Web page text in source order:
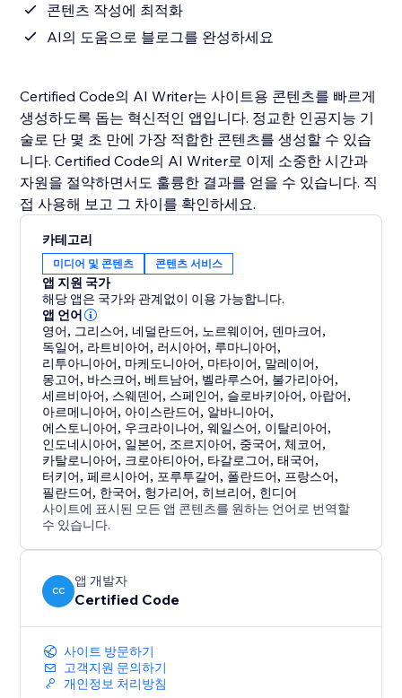
콘텐츠 작성에 최적화
AI의 도움으로 블로그를 완성하세요
Certified Code의 AI Writer는 사이트용 콘텐츠를 빠르게
생성하도록 돕는 혁신적인 앱입니다. 정교한 인공지능 기
술로 단 몇 초 만에 가장 적합한 콘텐츠를 생성할 수 있습
니다. Certified Code의 AI Writer로 이제 소중한 시간과
자원을 절약하면서도 훌륭한 결과를 얻을 수 있습니다. 직
접 사용해 보고 그 차이를 확인하세요.
카테고리
미디어 및 콘텐츠 콘텐츠 서비스
앱 지원 국가
해당 앱은 국가와 관계없이 이용 가능합니다.
앱 언어
영어, 그리스어, 네덜란드어, 노르웨이어, 덴마크어,
독일어, 라트비아어, 러시아어, 루마니아어,
리투아니아어, 마케도니아어, 마타이어, 말레이어,
몽고어, 바스크어,베트남어, 벨라루스어, 불가리아어,
세르비아어, 스웨덴어, 스페인어, 슬로바키아어, 아랍어,
아르메니아어, 아이스란드어, 알바니아어,
에스토니아어, 우크라이나어,웨일스어, 이탈리아어,
인도네시아어, 일본어, 조르지아어, 중국어, 체코어,
카탈로니아어, 크로아티아어, 타갈로그어,태국어,
터키어,페르시아어, 포루투갈어, 폴란드어, 프랑스어,
필란드어, 한국어, 헝가리어,히브리어, 힌디어
사이트에 표시된 모든 앱 콘텐츠를 원하는 언어로 번역할
수 있습니다.
CC
앱 개발자
Certified Code
사이트 방문하기
고객지원 문의하기
개인정보 처리방침